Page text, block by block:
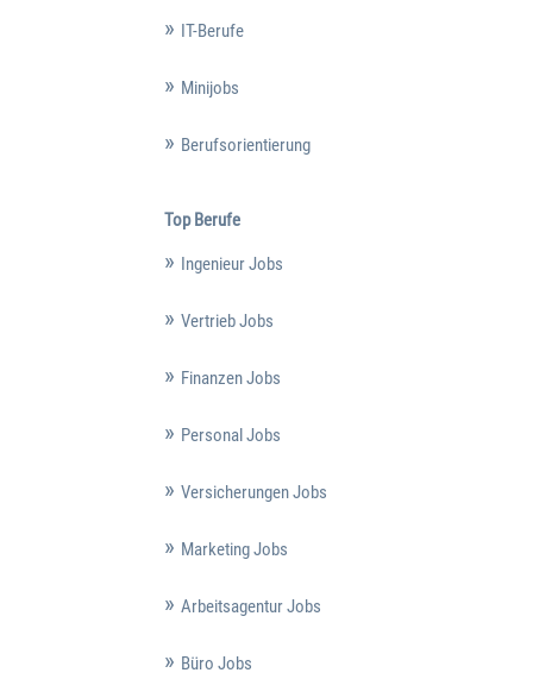
IT-Berufe
Minijobs
Berufsorientierung
Top Berufe
Ingenieur Jobs
Vertrieb Jobs
Finanzen Jobs
Personal Jobs
Versicherungen Jobs
Marketing Jobs
Arbeitsagentur Jobs
Büro Jobs